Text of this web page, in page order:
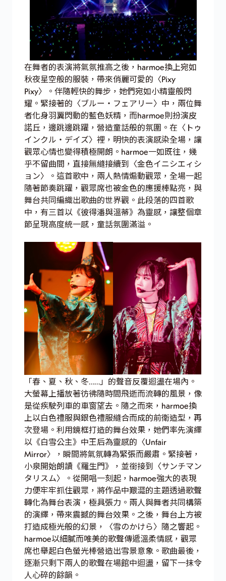
在舞者的表演將氣氛推高之後，harmoe換上宛如
秋夜星空般的服裝，帶來俏麗可愛的〈Pixy
Pixy〉。伴隨輕快的舞步，她們宛如小精靈般閃
耀。緊接著的〈ブルー・フェアリー〉中，兩位舞
者化身羽翼閃動的藍色妖精，而harmoe則扮演皮
諾丘，邊跳邊跳躍，營造童話般的氛圍。在〈トゥ
インクル・デイズ〉裡，明快的表演感染全場，讓
觀眾心情也變得積極開朗。harmoe一如既往，幾
乎不留曲間，直接無縫接續到〈金色イニシエィシ
ョン〉。這首歌中，兩人熱情煽動觀眾，全場一起
隨著節奏跳躍，觀眾席也被金色的應援棒點亮，與
舞台共同編織出歌曲的世界觀。此段落的四首歌
中，有三首以《彼得潘與溫蒂》為靈感，讓整個章
節呈現高度統一感，童話氛圍滿溢。
「春、夏、秋、冬……」的聲音反覆迴盪在場內。
大螢幕上播放著彷彿隨時間飛逝而流轉的風景，像
是從疾駛列車的車窗望去。隨之而來，harmoe換
上以白色禮服與銀色禮服縫合而成的前衛造型，再
次登場。利用鏡框打造的舞台效果，她們率先演繹
以《白雪公主》中王后為靈感的〈Unfair
Mirror〉，瞬間將氣氛轉為緊張而嚴肅。緊接著，
小泉開始朗讀《羅生門》，並銜接到〈サンチマン
タリスム〉。從開唱一刻起，harmoe強大的表現
力便牢牢抓住觀眾，將作品中艱澀的主題透過歌聲
轉化為舞台表演，極具張力。兩人與舞者共同構築
的演繹，帶來震撼的舞台效果。之後，舞台上方被
打造成極光般的幻景，〈雪のかけら〉隨之響起。
harmoe以細膩而唯美的歌聲傳遞溫柔情感，觀眾
席也舉起白色螢光棒營造出雪景意象。歌曲最後，
逐漸只剩下兩人的歌聲在場館中迴盪，留下一抹令
人心碎的餘韻。